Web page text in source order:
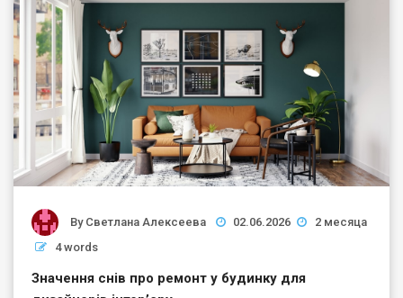
By Светлана Алексеева 02.06.2026
2 месяца
4 words
Значення снів про ремонт у будинку для